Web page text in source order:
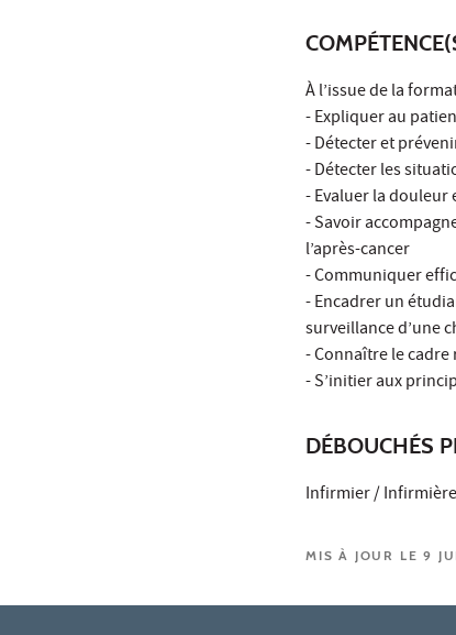
À l’issue de la
- Expliquer au
- Détecter et
- Détecter les
- Evaluer la douleur
- Savoir
l’après-cancer
- Communiquer
- Encadrer un
surveillance d’une
- Connaître le
- S’initier aux
DÉBOUCHÉS
Infirmier /
MIS À JOUR LE 9